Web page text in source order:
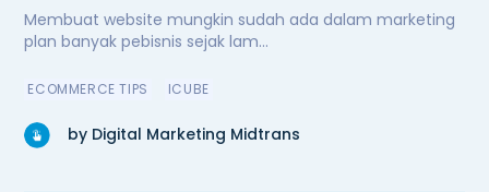
Masa Pandemi
Membuat website mungkin sudah ada dalam marketing
plan banyak pebisnis sejak lam...
ECOMMERCE TIPS ICUBE
by Digital Marketing Midtrans